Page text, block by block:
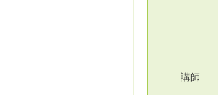
講師